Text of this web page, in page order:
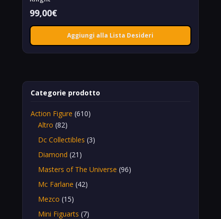
99,00€
Aggiungi alla Lista Desideri
Categorie prodotto
Action Figure (610)
Altro (82)
Dc Collectibles (3)
Diamond (21)
Masters of The Universe (96)
Mc Farlane (42)
Mezco (15)
Mini Figuarts (7)